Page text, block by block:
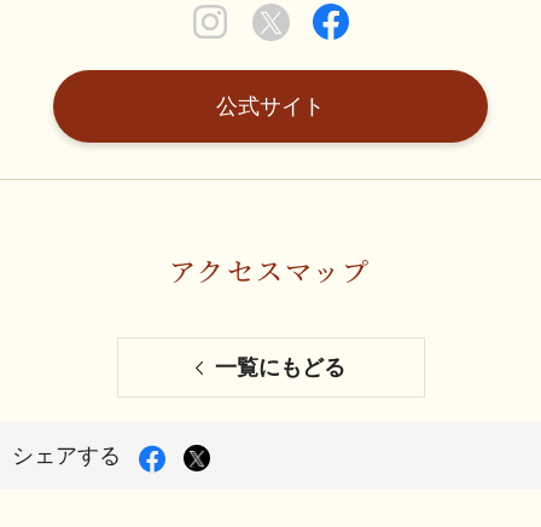
公式サイト
アクセスマップ
一覧にもどる
シェアする
Facebook
で
X